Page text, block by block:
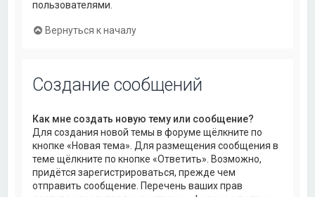
пользователями.
Вернуться к началу
Создание сообщений
Как мне создать новую тему или сообщение?
Для создания новой темы в форуме щёлкните по
кнопке «Новая тема». Для размещения сообщения в
теме щёлкните по кнопке «Ответить». Возможно,
придётся зарегистрироваться, прежде чем
отправить сообщение. Перечень ваших прав